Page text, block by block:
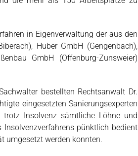
in Eigenverwaltung der aus den
Huber GmbH (Gengenbach),
GmbH (Offenburg-Zunsweier)
bestellten Rechtsanwalt Dr.
eingesetzten Sanierungsexperten
trotz Insolvenz sämtliche Löhne und
pünktlich bedient
umgesetzt werden konnten.